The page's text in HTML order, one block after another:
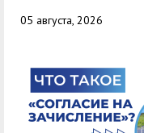
05 августа, 2026